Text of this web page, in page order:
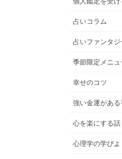
占いコラム
占いファンタジ
季節限定メニュ
幸せのコツ
強い金運がある
心を楽にする話
心理学の学びよ